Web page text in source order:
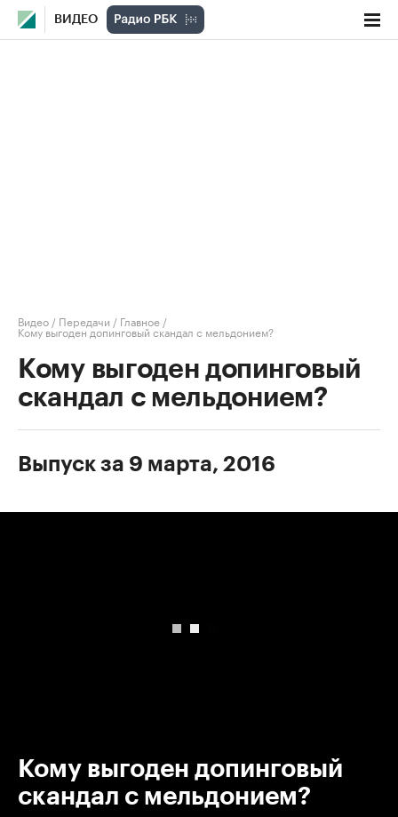
ВИДЕО
Видео / Передачи / Главное /
Кому выгоден допинговый скандал с мельдонием?
Кому выгоден допинговый
скандал с мельдонием?
Выпуск за 9 марта, 2016
Кому выгоден допинговый
скандал с мельдонием?